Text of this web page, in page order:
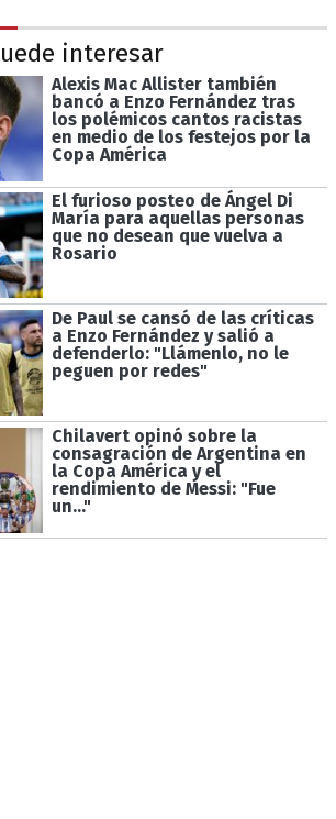
interesar
Alexis Mac Allister también
bancó a Enzo Fernández tras
los polémicos cantos racistas
en medio de los festejos por la
Copa América
El furioso posteo de Ángel Di
María para aquellas personas
que no desean que vuelva a
Rosario
De Paul se cansó de las críticas
a Enzo Fernández y salió a
defenderlo: "Llámenlo, no le
peguen por redes"
Chilavert opinó sobre la
consagración de Argentina en
la Copa América y el
rendimiento de Messi: "Fue
un..."